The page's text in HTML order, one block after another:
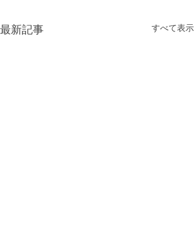
最新記事 すべて表示